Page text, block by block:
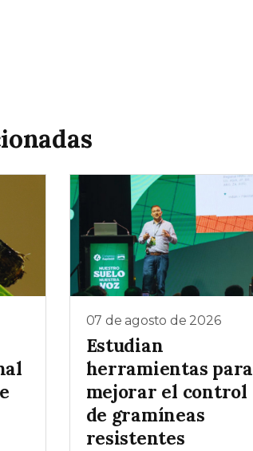
07 de agosto de 2026
Estudian
herramientas para
mejorar el control
de gramíneas
resistentes